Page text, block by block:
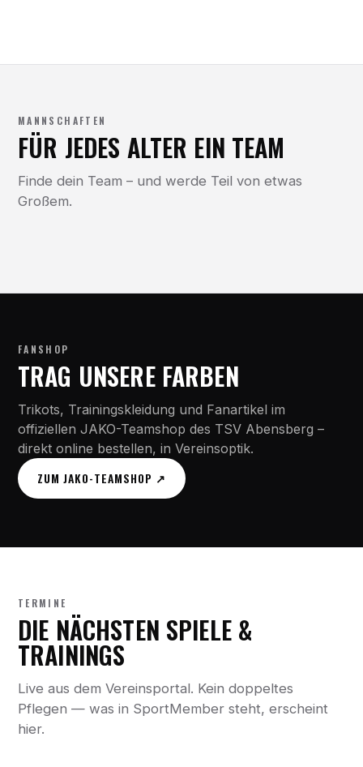
MANNSCHAFTEN
FÜR JEDES ALTER EIN TEAM
Finde dein Team – und werde Teil von etwas
Großem.
FANSHOP
TRAG UNSERE FARBEN
Trikots, Trainingskleidung und Fanartikel im
offiziellen JAKO-Teamshop des TSV Abensberg –
direkt online bestellen, in Vereinsoptik.
ZUM JAKO-TEAMSHOP ↗
TERMINE
DIE NÄCHSTEN SPIELE &
TRAININGS
Live aus dem Vereinsportal. Kein doppeltes
Pflegen — was in SportMember steht, erscheint
hier.